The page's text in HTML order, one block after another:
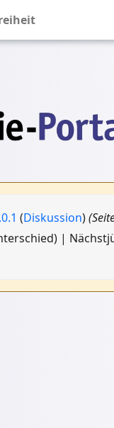
(Diskussion)
|